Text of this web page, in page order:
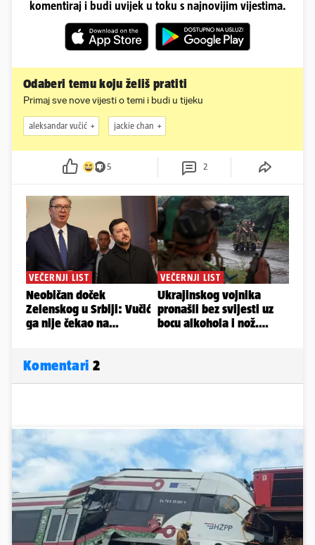
komentiraj i budi uvijek u toku s najnovijim vijestima.
Odaberi temu koju želiš pratiti
Primaj sve nove vijesti o temi i budi u tijeku
aleksandar vučić jackie chan
5 2
Komentari 2